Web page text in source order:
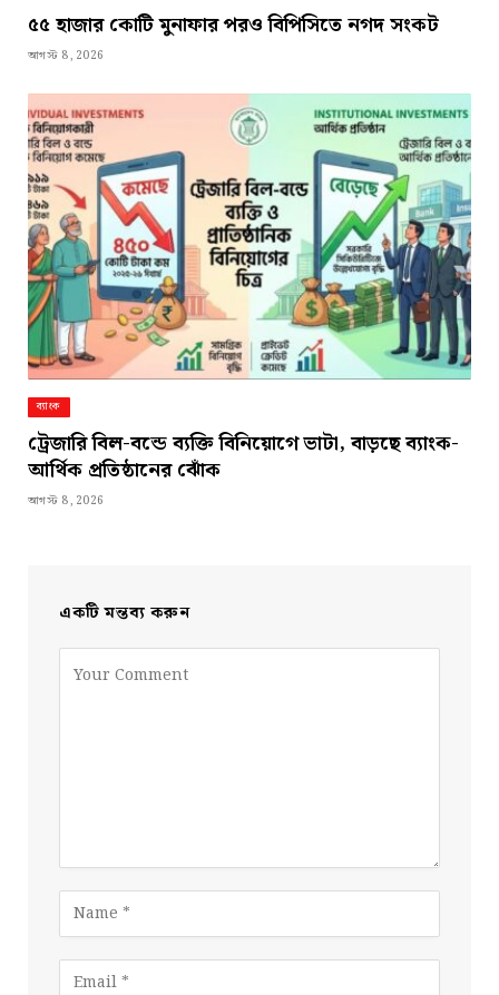
৫৫ হাজার কোটি মুনাফার পরও বিপিসিতে নগদ সংকট
আগস্ট 8, 2026
ব্যাংক
ট্রেজারি বিল-বন্ডে ব্যক্তি বিনিয়োগে ভাটা, বাড়ছে ব্যাংক-
আর্থিক প্রতিষ্ঠানের ঝোঁক
আগস্ট 8, 2026
একটি মন্তব্য করুন